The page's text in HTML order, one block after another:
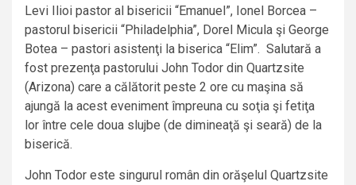
Levi Ilioi pastor al bisericii “Emanuel”, Ionel Borcea –
pastorul bisericii “Philadelphia”, Dorel Micula şi George
Botea – pastori asistenţi la biserica “Elim”. Salutară a
fost prezenţa pastorului John Todor din Quartzsite
(Arizona) care a călătorit peste 2 ore cu maşina să
ajungă la acest eveniment împreuna cu soţia şi fetiţa
lor între cele doua slujbe (de dimineaţă şi seară) de la
biserică.
John Todor este singurul român din orăşelul Quartzsite